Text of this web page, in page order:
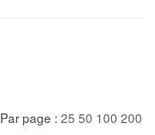
Par page : 25 50 100 200